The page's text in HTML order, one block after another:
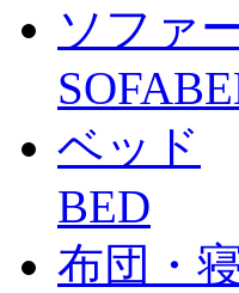
ソファ
ベッド
BED
布団・